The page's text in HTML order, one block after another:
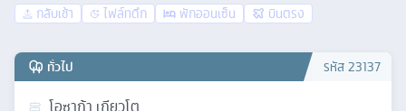
กลับเช้า ไฟล์ทดึก พักออนเซ็น บินตรง
ทั่วไป รหัส23137